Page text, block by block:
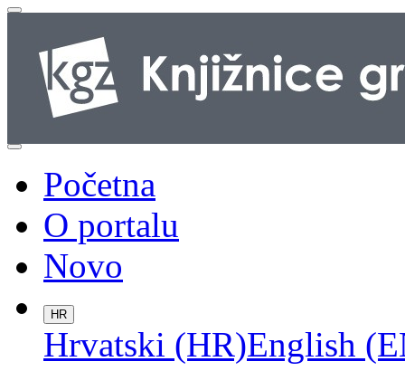
Početna
O portalu
Novo
HR
Hrvatski (HR)English